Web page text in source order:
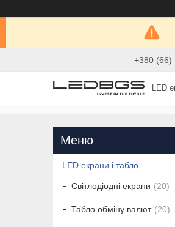
+380 (66)
LED
LED екрани і табло
Світлодіодні екрани 20
Табло обміну валют 20